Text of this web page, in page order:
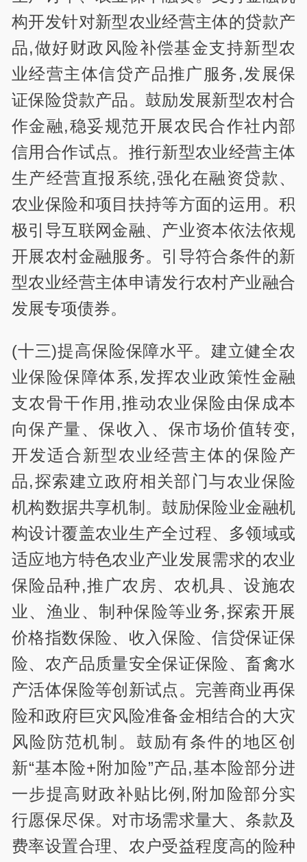
构开发针对新型农业经营主体的贷款产
品,做好财政风险补偿基金支持新型农
业经营主体信贷产品推广服务,发展保
证保险贷款产品。鼓励发展新型农村合
作金融,稳妥规范开展农民合作社内部
信用合作试点。推行新型农业经营主体
生产经营直报系统,强化在融资贷款、
农业保险和项目扶持等方面的运用。积
极引导互联网金融、产业资本依法依规
开展农村金融服务。引导符合条件的新
型农业经营主体申请发行农村产业融合
发展专项债券。
(十三)提高保险保障水平。建立健全农
业保险保障体系,发挥农业政策性金融
支农骨干作用,推动农业保险由保成本
向保产量、保收入、保市场价值转变,
开发适合新型农业经营主体的保险产
品,探索建立政府相关部门与农业保险
机构数据共享机制。鼓励保险业金融机
构设计覆盖农业生产全过程、多领域或
适应地方特色农业产业发展需求的农业
保险品种,推广农房、农机具、设施农
业、渔业、制种保险等业务,探索开展
价格指数保险、收入保险、信贷保证保
险、农产品质量安全保证保险、畜禽水
产活体保险等创新试点。完善商业再保
险和政府巨灾风险准备金相结合的大灾
风险防范机制。鼓励有条件的地区创
新“基本险+附加险”产品,基本险部分进
一步提高财政补贴比例,附加险部分实
行愿保尽保。对市场需求量大、条款及
费率设置合理、农户受益程度高的险种